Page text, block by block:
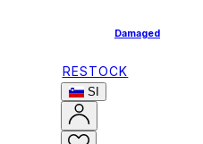
Damaged
RESTOCK
SI